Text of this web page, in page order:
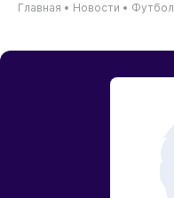
Главная • Новости • Футбол